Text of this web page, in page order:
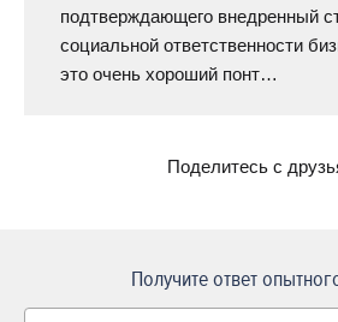
подтверждающего внедренный
социальной ответственности
это очень хороший понт…
Поделитесь с
Получите ответ